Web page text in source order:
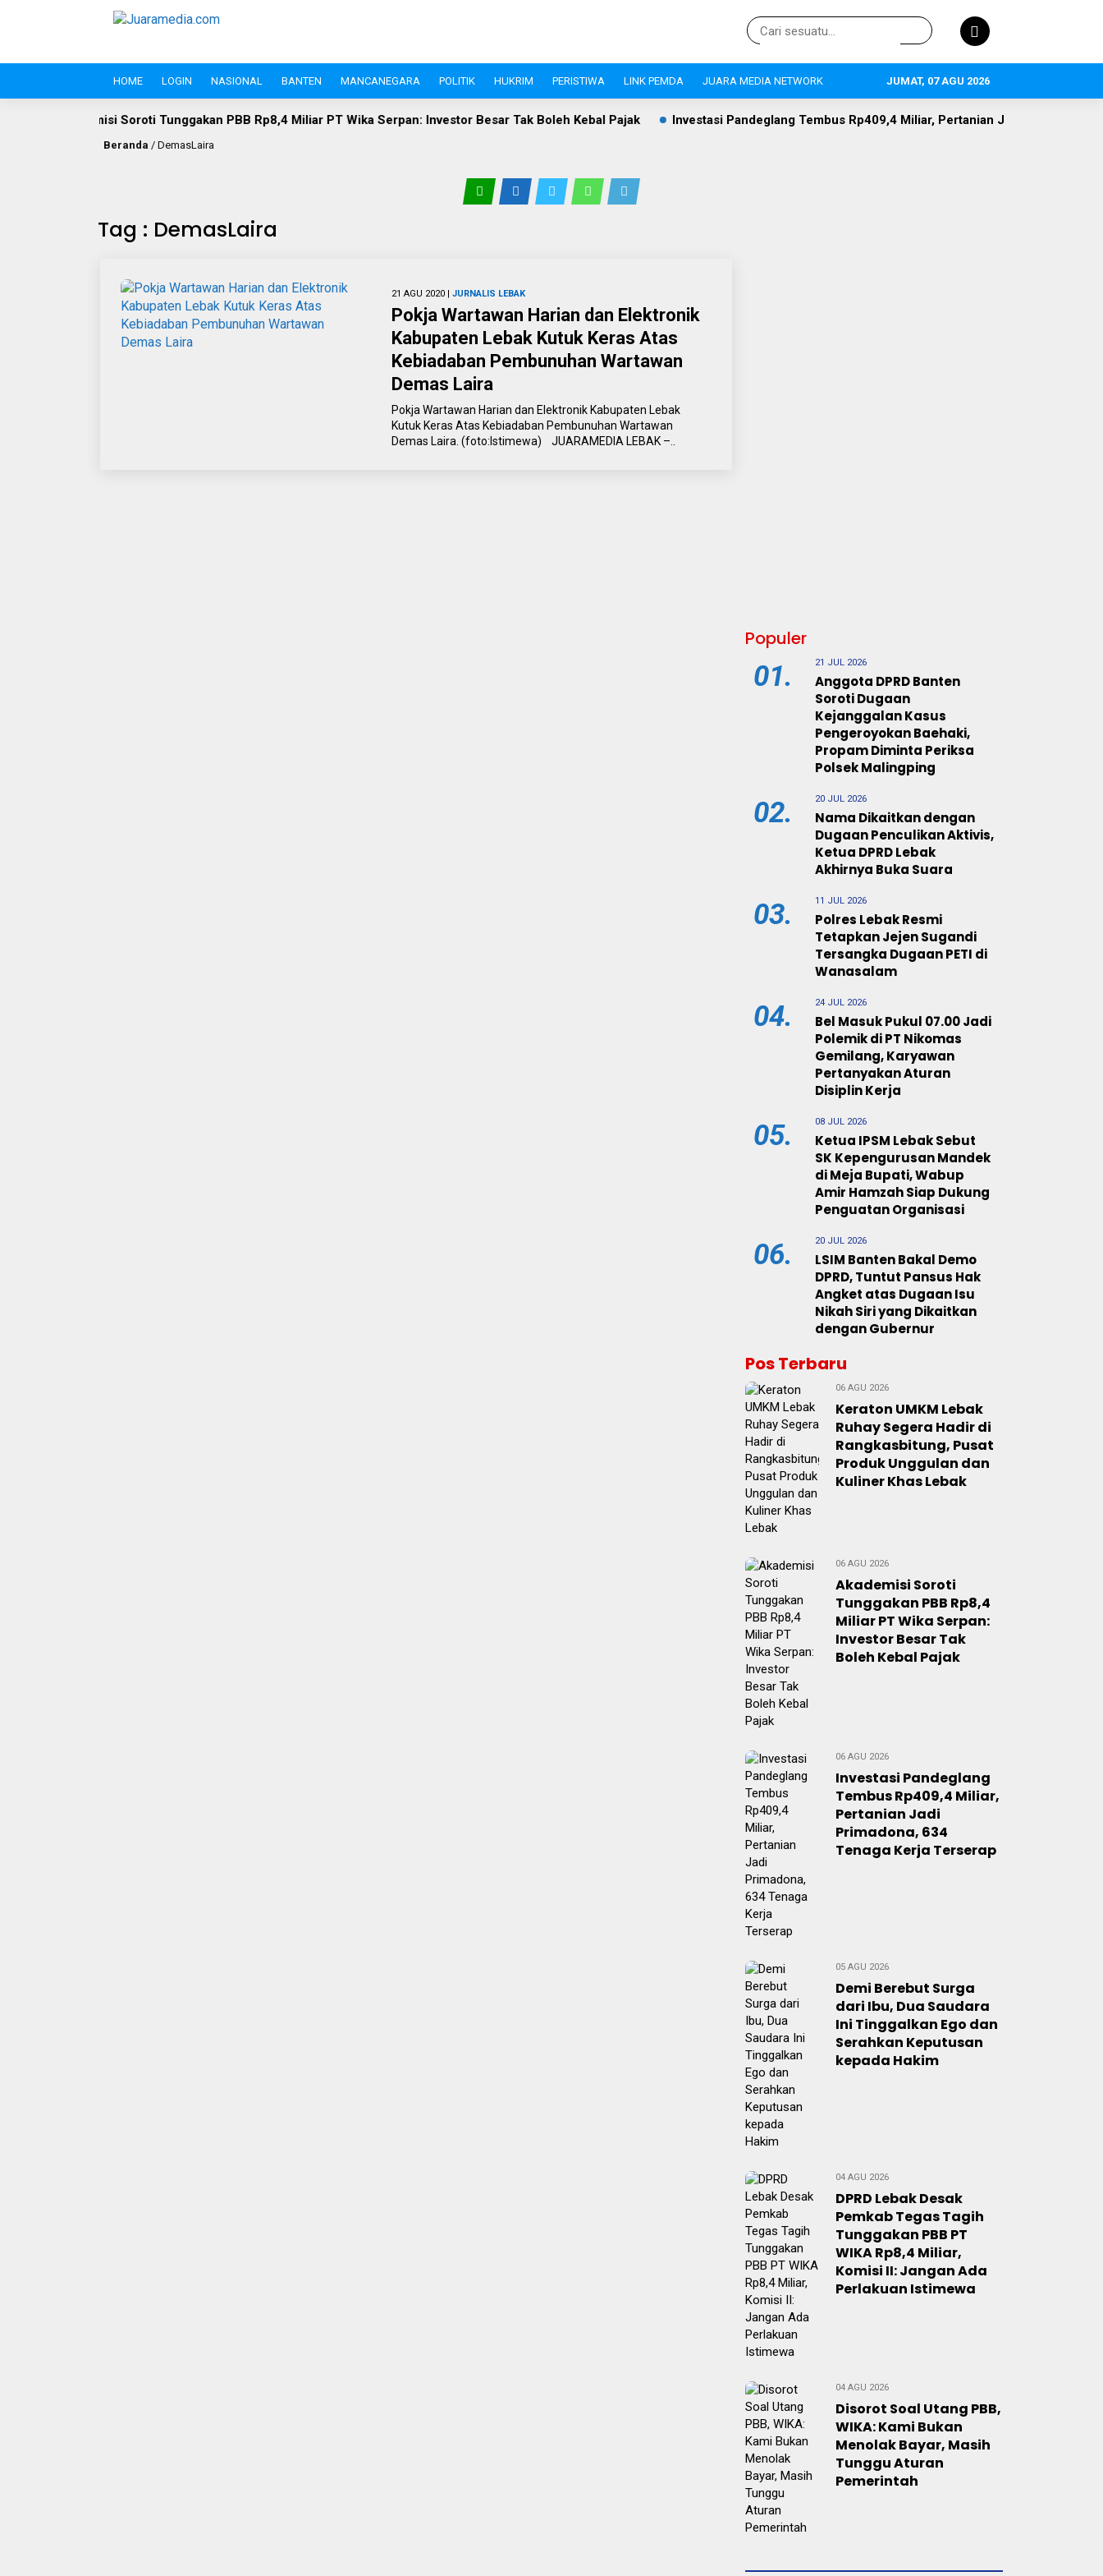
HOME LOGIN NASIONAL BANTEN MANCANEGARA POLITIK HUKRIM PERISTIWA LINK PEMDA JUARA MEDIA NETWORK JUMAT, 07 AGU 2026
Soroti Tunggakan PBB Rp8,4 Miliar PT Wika Serpan: Investor Besar Tak Boleh Kebal Pajak Investasi Pandeglang Tembus Rp409,4 Miliar, Pertanian Jadi Primadona, 634 Tenaga Kerja
Beranda / DemasLaira
Tag : DemasLaira
21 AGU 2020 | JURNALIS LEBAK
Pokja Wartawan Harian dan Elektronik
Kabupaten Lebak Kutuk Keras Atas
Kebiadaban Pembunuhan Wartawan
Demas Laira
Pokja Wartawan Harian dan Elektronik Kabupaten Lebak
Kutuk Keras Atas Kebiadaban Pembunuhan Wartawan
Demas Laira. (foto:Istimewa) JUARAMEDIA LEBAK –..
Populer
01. 21 JUL 2026
Anggota DPRD Banten
Soroti Dugaan
Kejanggalan Kasus
Pengeroyokan Baehaki,
Propam Diminta Periksa
Polsek Malingping
02. 20 JUL 2026
Nama Dikaitkan dengan
Dugaan Penculikan Aktivis,
Ketua DPRD Lebak
Akhirnya Buka Suara
03. 11 JUL 2026
Polres Lebak Resmi
Tetapkan Jejen Sugandi
Tersangka Dugaan PETI di
Wanasalam
04. 24 JUL 2026
Bel Masuk Pukul 07.00 Jadi
Polemik di PT Nikomas
Gemilang, Karyawan
Pertanyakan Aturan
Disiplin Kerja
05. 08 JUL 2026
Ketua IPSM Lebak Sebut
SK Kepengurusan Mandek
di Meja Bupati, Wabup
Amir Hamzah Siap Dukung
Penguatan Organisasi
06. 20 JUL 2026
LSIM Banten Bakal Demo
DPRD, Tuntut Pansus Hak
Angket atas Dugaan Isu
Nikah Siri yang Dikaitkan
dengan Gubernur
Pos Terbaru
06 AGU 2026
Keraton UMKM Lebak
Ruhay Segera Hadir di
Rangkasbitung, Pusat
Produk Unggulan dan
Kuliner Khas Lebak
06 AGU 2026
Akademisi Soroti
Tunggakan PBB Rp8,4
Miliar PT Wika Serpan:
Investor Besar Tak
Boleh Kebal Pajak
06 AGU 2026
Investasi Pandeglang
Tembus Rp409,4 Miliar,
Pertanian Jadi
Primadona, 634
Tenaga Kerja Terserap
05 AGU 2026
Demi Berebut Surga
dari Ibu, Dua Saudara
Ini Tinggalkan Ego dan
Serahkan Keputusan
kepada Hakim
04 AGU 2026
DPRD Lebak Desak
Pemkab Tegas Tagih
Tunggakan PBB PT
WIKA Rp8,4 Miliar,
Komisi II: Jangan Ada
Perlakuan Istimewa
04 AGU 2026
Disorot Soal Utang PBB,
WIKA: Kami Bukan
Menolak Bayar, Masih
Tunggu Aturan
Pemerintah